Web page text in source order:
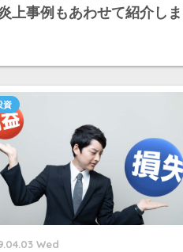
上事例もあわせて紹介しま
Wed
資